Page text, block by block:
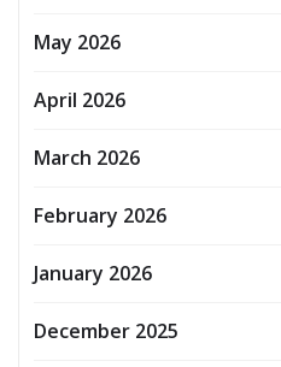
May 2026
April 2026
March 2026
February 2026
January 2026
December 2025